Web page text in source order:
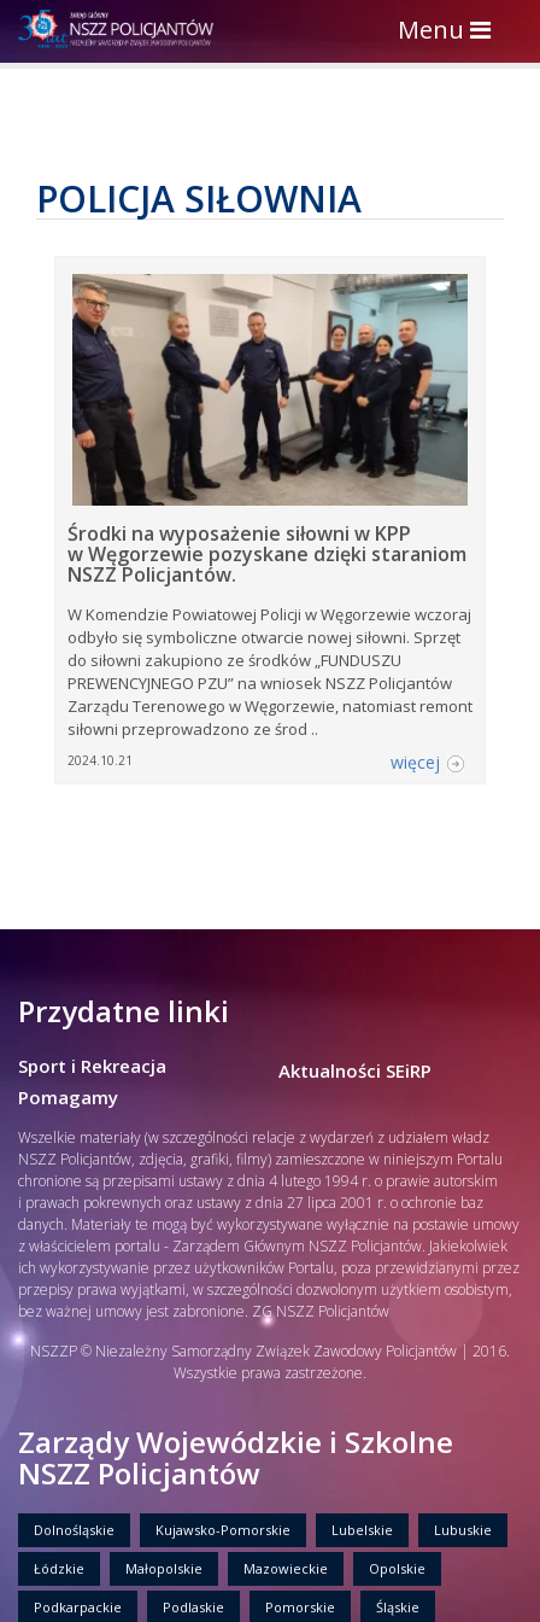
Toggle
navigation
Menu
POLICJA SIŁOWNIA
Środki na wyposażenie siłowni w KPP
w Węgorzewie pozyskane dzięki staraniom
NSZZ Policjantów.
W Komendzie Powiatowej Policji w Węgorzewie wczoraj
odbyło się symboliczne otwarcie nowej siłowni. Sprzęt
do siłowni zakupiono ze środków „FUNDUSZU
PREWENCYJNEGO PZU” na wniosek NSZZ Policjantów
Zarządu Terenowego w Węgorzewie, natomiast remont
siłowni przeprowadzono ze środ ..
2024.10.21 więcej
Przydatne linki
Sport i Rekreacja
Pomagamy
Aktualności SEiRP
Wszelkie materiały (w szczególności relacje z wydarzeń z udziałem władz
NSZZ Policjantów, zdjęcia, grafiki, filmy) zamieszczone w niniejszym Portalu
chronione są przepisami ustawy z dnia 4 lutego 1994 r. o prawie autorskim
i prawach pokrewnych oraz ustawy z dnia 27 lipca 2001 r. o ochronie baz
danych. Materiały te mogą być wykorzystywane wyłącznie na postawie umowy
z właścicielem portalu - Zarządem Głównym NSZZ Policjantów. Jakiekolwiek
ich wykorzystywanie przez użytkowników Portalu, poza przewidzianymi przez
przepisy prawa wyjątkami, w szczególności dozwolonym użytkiem osobistym,
bez ważnej umowy jest zabronione. ZG NSZZ Policjantów
NSZZP © Niezależny Samorządny Związek Zawodowy Policjantów | 2016.
Wszystkie prawa zastrzeżone.
Zarządy Wojewódzkie i Szkolne
NSZZ Policjantów
Dolnośląskie Kujawsko-Pomorskie Lubelskie Lubuskie
Łódzkie Małopolskie Mazowieckie Opolskie
Podkarpackie Podlaskie Pomorskie Śląskie